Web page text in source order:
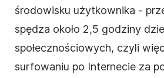
środowisku użytkownika -
spędza około 2,5 godziny
społecznościowych, czyli
surfowaniu po Internecie za